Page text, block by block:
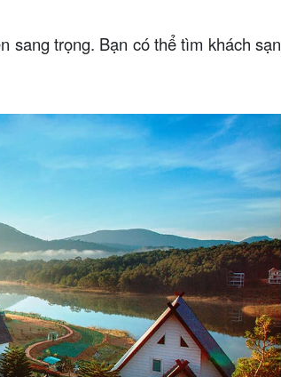
sang trọng. Bạn có thể tìm khách sạn